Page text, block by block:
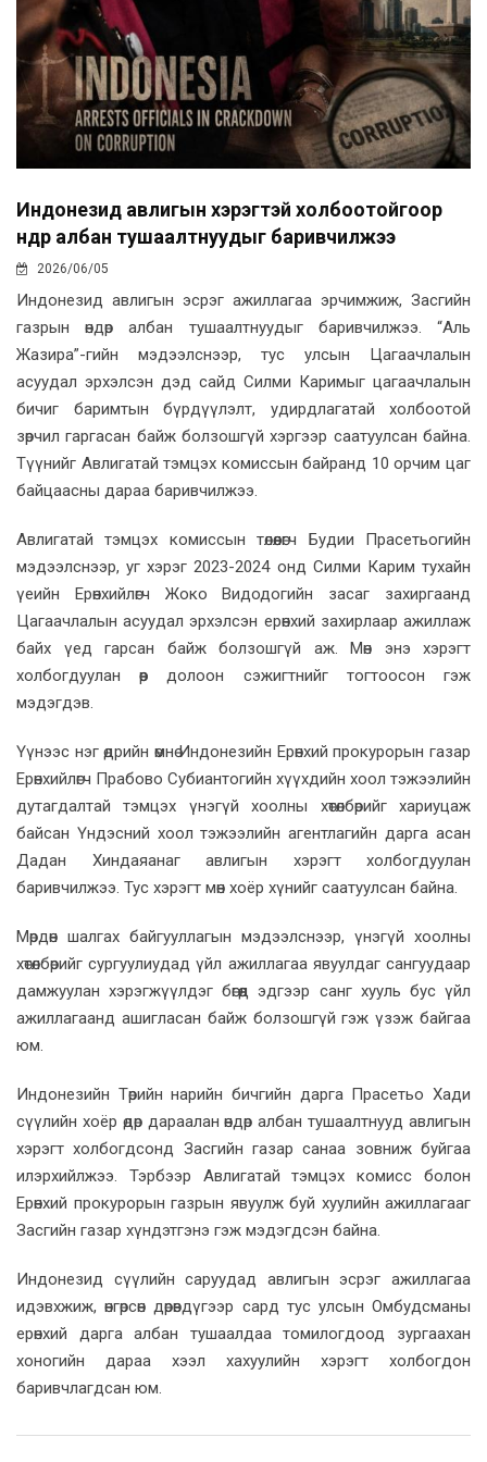
Индонезид авлигын хэрэгтэй холбоотойгоор
өндөр албан тушаалтнуудыг баривчилжээ
2026/06/05
Индонезид авлигын эсрэг ажиллагаа эрчимжиж, Засгийн
газрын өндөр албан тушаалтнуудыг баривчилжээ. “Аль
Жазира”-гийн мэдээлснээр, тус улсын Цагаачлалын
асуудал эрхэлсэн дэд сайд Силми Каримыг цагаачлалын
бичиг баримтын бүрдүүлэлт, удирдлагатай холбоотой
зөрчил гаргасан байж болзошгүй хэргээр саатуулсан байна.
Түүнийг Авлигатай тэмцэх комиссын байранд 10 орчим цаг
байцаасны дараа баривчилжээ.
Авлигатай тэмцэх комиссын төлөөлөгч Будии Прасетьогийн
мэдээлснээр, уг хэрэг 2023-2024 онд Силми Карим тухайн
үеийн Ерөнхийлөгч Жоко Видодогийн засаг захиргаанд
Цагаачлалын асуудал эрхэлсэн ерөнхий захирлаар ажиллаж
байх үед гарсан байж болзошгүй аж. Мөн энэ хэрэгт
холбогдуулан өөр долоон сэжигтнийг тогтоосон гэж
мэдэгдэв.
Үүнээс нэг өдрийн өмнө Индонезийн Ерөнхий прокурорын газар
Ерөнхийлөгч Прабово Субиантогийн хүүхдийн хоол тэжээлийн
дутагдалтай тэмцэх үнэгүй хоолны хөтөлбөрийг хариуцаж
байсан Үндэсний хоол тэжээлийн агентлагийн дарга асан
Дадан Хиндаяанаг авлигын хэрэгт холбогдуулан
баривчилжээ. Тус хэрэгт мөн хоёр хүнийг саатуулсан байна.
Мөрдөн шалгах байгууллагын мэдээлснээр, үнэгүй хоолны
хөтөлбөрийг сургуулиудад үйл ажиллагаа явуулдаг сангуудаар
дамжуулан хэрэгжүүлдэг бөгөөд эдгээр санг хууль бус үйл
ажиллагаанд ашигласан байж болзошгүй гэж үзэж байгаа
юм.
Индонезийн Төрийн нарийн бичгийн дарга Прасетьо Хади
сүүлийн хоёр өдөр дараалан өндөр албан тушаалтнууд авлигын
хэрэгт холбогдсонд Засгийн газар санаа зовниж буйгаа
илэрхийлжээ. Тэрбээр Авлигатай тэмцэх комисс болон
Ерөнхий прокурорын газрын явуулж буй хуулийн ажиллагааг
Засгийн газар хүндэтгэнэ гэж мэдэгдсэн байна.
Индонезид сүүлийн саруудад авлигын эсрэг ажиллагаа
идэвхжиж, өнгөрсөн дөрөвдүгээр сард тус улсын Омбудсманы
ерөнхий дарга албан тушаалдаа томилогдоод зургаахан
хоногийн дараа хээл хахуулийн хэрэгт холбогдон
баривчлагдсан юм.